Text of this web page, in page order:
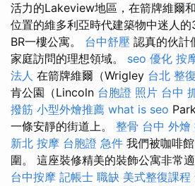
活力的Lakeview地區，在箭牌維爾
位置的維多利亞時代建築物中迷人的
BR一樓公寓。 台中舒壓 認真的伙計
家庭訪問的理想領域。 seo 優化 按
法人 在箭牌維爾（Wrigley 台北 整復
肯公園（Lincoln 台胞證 照片 台中
撥筋 小型外燴推薦 what is seo
一條安靜的街道上。 整骨 台中 外燴
新北 按摩 台胞證 急件 我們被咖啡
圍。 這座裝修精美的裝飾公寓非常
台中按摩 記帳士 職缺 美式整復課程